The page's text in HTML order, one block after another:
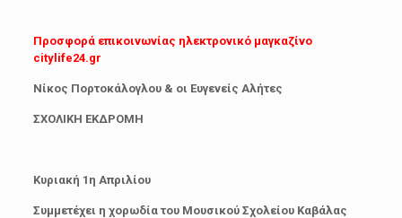
Προσφορά επικοινωνίας ηλεκτρονικό μαγκαζίνο
citylife24.gr
Νίκος Πορτοκάλογλου & οι Ευγενείς Αλήτες
ΣΧΟΛΙΚΗ ΕΚΔΡΟΜΗ
Κυριακή 1 η Απριλίου
Συμμετέχει η χορωδία του Μουσικού Σχολείου Καβάλας